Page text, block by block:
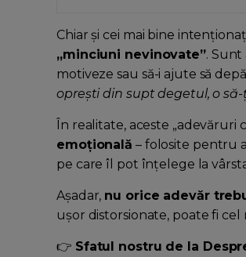
Chiar și cei mai bine
„minciuni nevinovate”. Sunt
motiveze sau să-i ajute să
oprești din supt degetul, o să-
În realitate, aceste „adevăruri
emoțională – folosite pentru
pe care îl pot înțelege la
Așadar, nu orice adevăr
ușor distorsionate, poate fi
👉 Sfatul nostru de la